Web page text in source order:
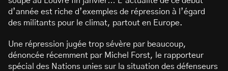
d’année est riche d’exemples de répression à l’égard
des militants pour le climat, partout en Europe.
Une répression jugée trop sévère par beaucoup,
dénoncée récemment par Michel Forst, le rapporteur
spécial des Nations unies sur la situation des défenseurs